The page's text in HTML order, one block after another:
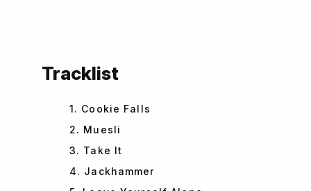
Tracklist
1. Cookie Falls
2. Muesli
3. Take It
4. Jackhammer